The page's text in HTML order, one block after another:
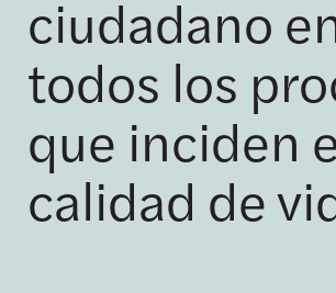
ciudadano
todos los
que inciden
calidad de